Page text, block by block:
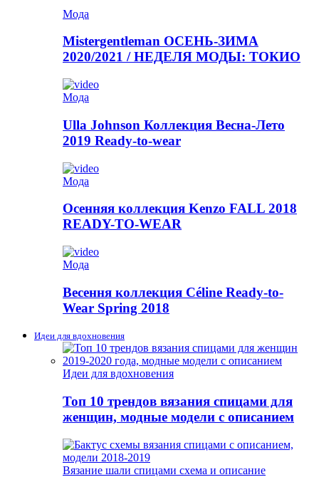
Мода
Mistergentleman ОСЕНЬ-ЗИМА
2020/2021 / НЕДЕЛЯ МОДЫ: ТОКИО
Мода
Ulla Johnson Коллекция Весна-Лето
2019 Ready-to-wear
Мода
Осенняя коллекция Kenzo FALL 2018
READY-TO-WEAR
Мода
Весення коллекция Céline Ready-to-
Wear Spring 2018
Идеи для вдохновения
Идеи для вдохновения
Топ 10 трендов вязания спицами для
женщин, модные модели с описанием
Вязание шали спицами схема и описание